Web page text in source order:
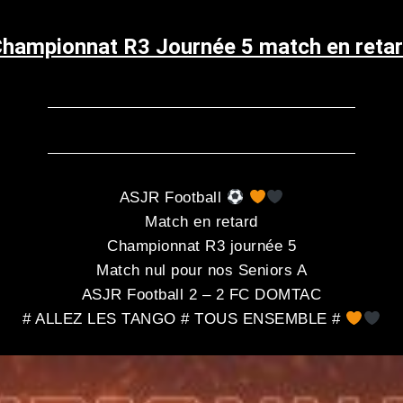
R3 Journée 5 match en
ASJR Football
Match en retard
Championnat R3 journée 5
Match nul pour nos Seniors A
ASJR Football 2 – 2 FC DOMTAC
# ALLEZ LES TANGO # TOUS ENSEMBLE #